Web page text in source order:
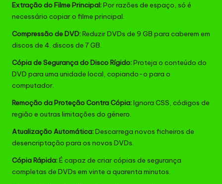
Extração do Filme Principal:Por razões de espaço, só é
necessário copiar o filme principal.
Compressão de DVD:Reduzir DVDs de 9 GB para caberem em
discos de 4. discos de 7 GB.
Cópia de Segurança do Disco Rígido:Proteja o conteúdo do
DVD para uma unidade local, copiando-o para o
computador.
Remoção da Proteção Contra Cópia:Ignora CSS, códigos de
região e outras limitações do género.
Atualização Automática:Descarrega novos ficheiros de
desencriptação para os novos DVDs.
Cópia Rápida:É capaz de criar cópias de segurança
completas de DVDs em vinte a quarenta minutos.